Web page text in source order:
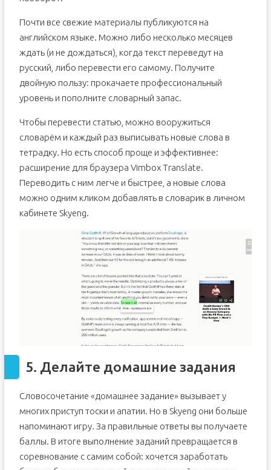
Почти все свежие материалы публикуются на
английском языке. Можно либо несколько месяцев
ждать (и не дождаться), когда текст переведут на
русский, либо перевести его самому. Получите
двойную пользу: прокачаете профессиональный
уровень и пополните словарный запас.
Чтобы перевести статью, можно вооружиться
словарём и каждый раз выписывать новые слова в
тетрадку. Но есть способ проще и эффективнее:
расширение для браузера Vimbox Translate.
Переводить с ним легче и быстрее, а новые слова
можно одним кликом добавлять в словарик в личном
кабинете Skyeng.
5. Делайте домашние задания
Словосочетание «домашнее задание» вызывает у
многих приступ тоски и апатии. Но в Skyeng они больше
напоминают игру. За правильные ответы вы получаете
баллы. В итоге выполнение заданий превращается в
соревнование с самим собой: хочется заработать